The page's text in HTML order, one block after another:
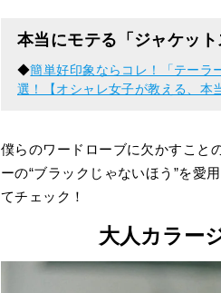
本当にモテる「ジャケット
◆簡単好印象ならコレ！「テーラ
選！【オシャレ女子が教える、本
僕らのワードローブに欠かすこと
ーの“ブラックじゃないほう”を愛
てチェック！
大人カラー